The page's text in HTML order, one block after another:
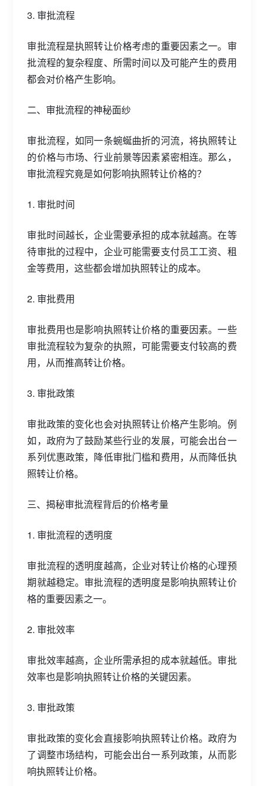
3. 审批流程
审批流程是执照转让价格考虑的重要因素之一。审
批流程的复杂程度、所需时间以及可能产生的费用
都会对价格产生影响。
二、审批流程的神秘面纱
审批流程，如同一条蜿蜒曲折的河流，将执照转让
的价格与市场、行业前景等因素紧密相连。那么，
审批流程究竟是如何影响执照转让价格的？
1. 审批时间
审批时间越长，企业需要承担的成本就越高。在等
待审批的过程中，企业可能需要支付员工工资、租
金等费用，这些都会增加执照转让的成本。
2. 审批费用
审批费用也是影响执照转让价格的重要因素。一些
审批流程较为复杂的执照，可能需要支付较高的费
用，从而推高转让价格。
3. 审批政策
审批政策的变化也会对执照转让价格产生影响。例
如，政府为了鼓励某些行业的发展，可能会出台一
系列优惠政策，降低审批门槛和费用，从而降低执
照转让价格。
三、揭秘审批流程背后的价格考量
1. 审批流程的透明度
审批流程的透明度越高，企业对转让价格的心理预
期就越稳定。审批流程的透明度是影响执照转让价
格的重要因素之一。
2. 审批效率
审批效率越高，企业所需承担的成本就越低。审批
效率也是影响执照转让价格的关键因素。
3. 审批政策
审批政策的变化会直接影响执照转让价格。政府为
了调整市场结构，可能会出台一系列政策，从而影
响执照转让价格。